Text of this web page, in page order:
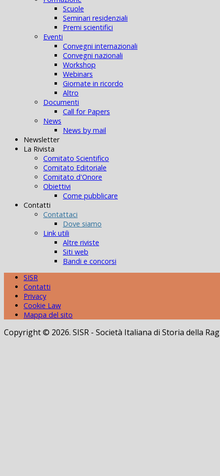
Scuole
Seminari residenziali
Premi scientifici
Eventi
Convegni internazionali
Convegni nazionali
Workshop
Webinars
Giornate in ricordo
Altro
Documenti
Call for Papers
News
News by mail
Newsletter
La Rivista
Comitato Scientifico
Comitato Editoriale
Comitato d'Onore
Obiettivi
Come pubblicare
Contatti
Contattaci
Dove siamo
Link utili
Altre riviste
Siti web
Bandi e concorsi
SISR
Contatti
Privacy
Cookie Law
Mappa del sito
Copyright © 2026. SISR - Società Italiana di Storia della